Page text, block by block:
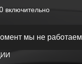
включительно
мы не работаем